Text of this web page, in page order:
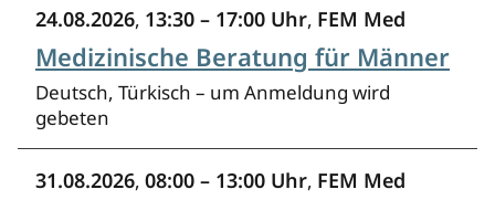
24.08.2026, 13:30 – 17:00 Uhr, FEM Med
Medizinische Beratung für Männer
Deutsch, Türkisch – um Anmeldung wird
gebeten
31.08.2026, 08:00 – 13:00 Uhr, FEM Med